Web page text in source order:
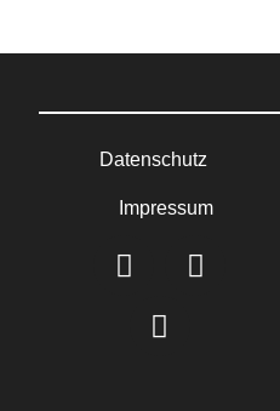
Datenschutz
Impressum